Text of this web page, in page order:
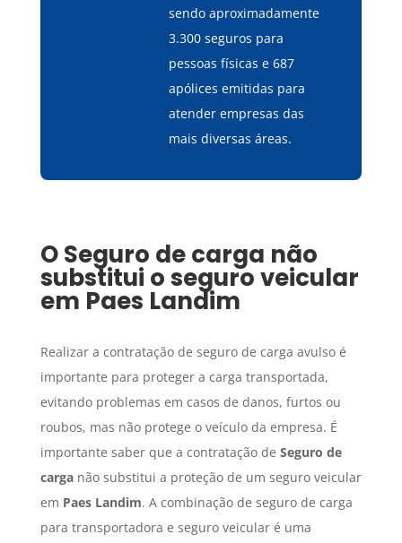
sendo aproximadamente
3.300 seguros para
pessoas físicas e 687
apólices emitidas para
atender empresas das
mais diversas áreas.
OSeguro de carga não
substitui o seguro veicular
em Paes Landim
Realizar a contratação de seguro de carga avulso é
importante para proteger a carga transportada,
evitando problemas em casos de danos, furtos ou
roubos, mas não protege o veículo da empresa. É
importante saber que a contratação de Seguro de
carganão substitui a proteção de um seguro veicular
em Paes Landim. A combinação de seguro de carga
para transportadora e seguro veicular é uma